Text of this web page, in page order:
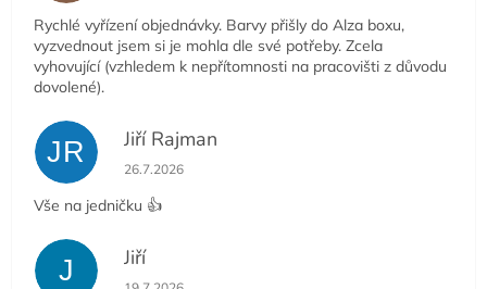
Rychlé vyřízení objednávky. Barvy přišly do Alza boxu,
vyzvednout jsem si je mohla dle své potřeby. Zcela
vyhovující (vzhledem k nepřítomnosti na pracovišti z důvodu
dovolené).
JR Jiří Rajman
Hodnocení obchodu je 5 z 5 hvězdiček.
26.7.2026
Vše na jedničku 👍
J Jiří
Hodnocení obchodu je 5 z 5 hvězdiček.